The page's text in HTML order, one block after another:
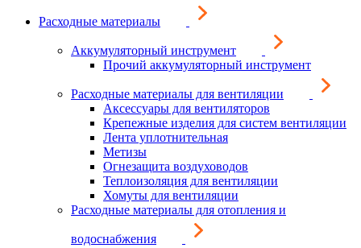
Расходные материалы
Аккумуляторный инструмент
Прочий аккумуляторный инструмент
Расходные материалы для вентиляции
Аксессуары для вентиляторов
Крепежные изделия для систем вентиляции
Лента уплотнительная
Метизы
Огнезащита воздуховодов
Теплоизоляция для вентиляции
Хомуты для вентиляции
Расходные материалы для отопления и
водоснабжения